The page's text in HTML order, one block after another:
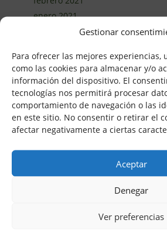
Gestionar
Para ofrecer las mejores experiencias,
como las cookies para almacenar y/o
información del dispositivo. El
tecnologías nos permitirá procesar
comportamiento de navegación o las
en este sitio. No consentir o retirar el
afectar negativamente a ciertas
Aceptar
Denegar
Ver preferencias
enero 2021
diciembre 2020
octubre 2020
septiembre 2020
agosto 2020
junio 2020
mayo 2020
abril 2020
marzo 2020